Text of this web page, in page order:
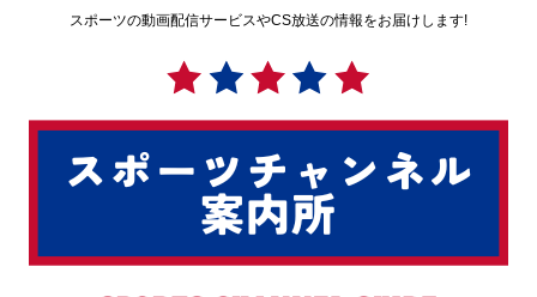
スポーツの動画配信サービスやCS放送の情報をお届けします!